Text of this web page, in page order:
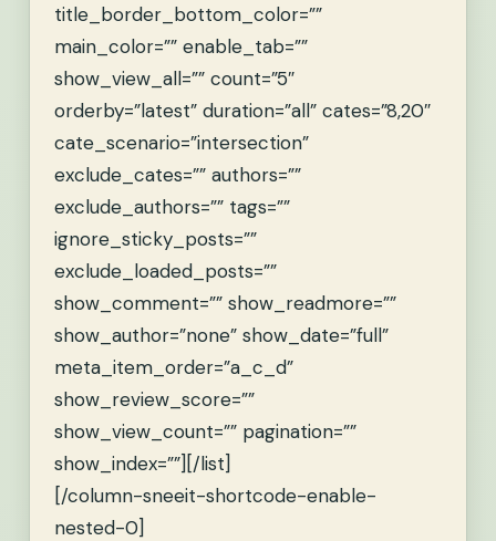
title_border_bottom_color=””
main_color=”” enable_tab=””
show_view_all=”” count=”5″
orderby=”latest” duration=”all” cates=”8,20″
cate_scenario=”intersection”
exclude_cates=”” authors=””
exclude_authors=”” tags=””
ignore_sticky_posts=””
exclude_loaded_posts=””
show_comment=”” show_readmore=””
show_author=”none” show_date=”full”
meta_item_order=”a_c_d”
show_review_score=””
show_view_count=”” pagination=””
show_index=””][/list]
[/column-sneeit-shortcode-enable-
nested-0]